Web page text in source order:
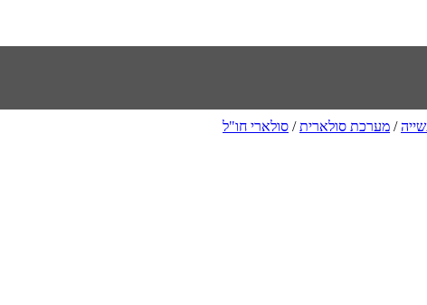
/ מערכת סולארית/ סולארי חו"ל